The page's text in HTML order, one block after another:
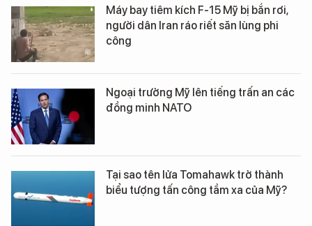
Máy bay tiêm kích F-15 Mỹ bị bắn rơi,
người dân Iran ráo riết săn lùng phi
công
Ngoại trưởng Mỹ lên tiếng trấn an các
đồng minh NATO
Tại sao tên lửa Tomahawk trở thành
biểu tượng tấn công tầm xa của Mỹ?